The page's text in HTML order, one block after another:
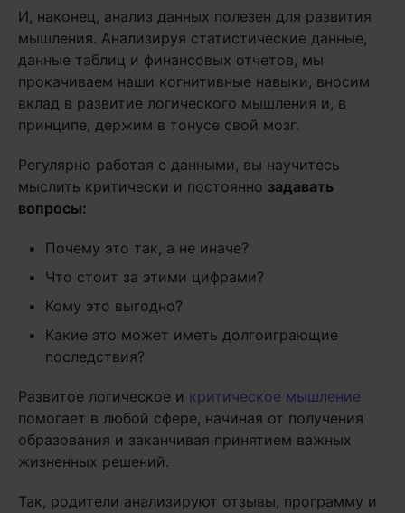
И, наконец, анализ данных полезен для развития
мышления. Анализируя статистические данные,
данные таблиц и финансовых отчетов, мы
прокачиваем наши когнитивные навыки, вносим
вклад в развитие логического мышления и, в
принципе, держим в тонусе свой мозг.
Регулярно работая с данными, вы научитесь
мыслить критически и постоянно задавать
вопросы:
Почему это так, а не иначе?
Что стоит за этими цифрами?
Кому это выгодно?
Какие это может иметь долгоиграющие
последствия?
Развитое логическое и критическое мышление
помогает в любой сфере, начиная от получения
образования и заканчивая принятием важных
жизненных решений.
Так, родители анализируют отзывы, программу и